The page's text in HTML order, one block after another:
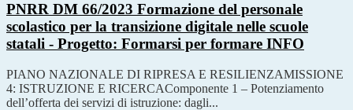
PNRR DM 66/2023 Formazione del personale
scolastico per la transizione digitale nelle scuole
statali - Progetto: Formarsi per formare INFO
PIANO NAZIONALE DI RIPRESA E RESILIENZAMISSIONE
4: ISTRUZIONE E RICERCAComponente 1 – Potenziamento
dell’offerta dei servizi di istruzione: dagli...